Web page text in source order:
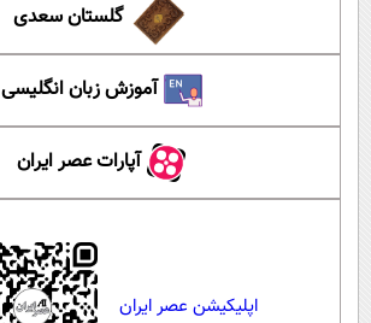
گلستان سعدی
آموزش زبان انگلیسی
آپارات عصر ایران
اپلیکیشن عصر ایران